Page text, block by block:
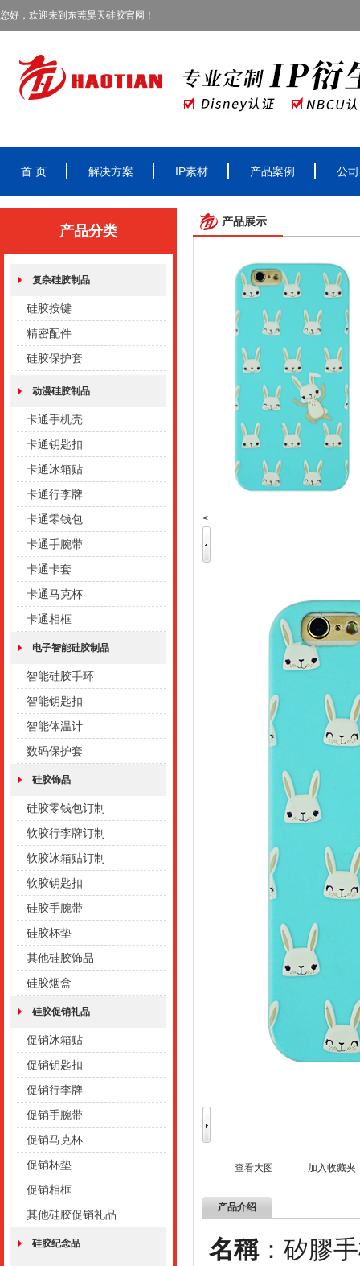
您好，欢迎来到东莞昊天硅胶官网！
首 页 解决方案 IP素材 产品案例 公
产品分类
复杂硅胶制品
硅胶按键
精密配件
硅胶保护套
动漫硅胶制品
卡通手机壳
卡通钥匙扣
卡通冰箱贴
卡通行李牌
卡通零钱包
卡通手腕带
卡通卡套
卡通马克杯
卡通相框
电子智能硅胶制品
智能硅胶手环
智能钥匙扣
智能体温计
数码保护套
硅胶饰品
硅胶零钱包订制
软胶行李牌订制
软胶冰箱贴订制
软胶钥匙扣
硅胶手腕带
硅胶杯垫
其他硅胶饰品
硅胶烟盒
硅胶促销礼品
促销冰箱贴
促销钥匙扣
促销行李牌
促销手腕带
促销马克杯
促销杯垫
促销相框
其他硅胶促销礼品
硅胶纪念品
产品展示
<
查看大图 加入收藏夹
产品介绍
名稱：矽膠